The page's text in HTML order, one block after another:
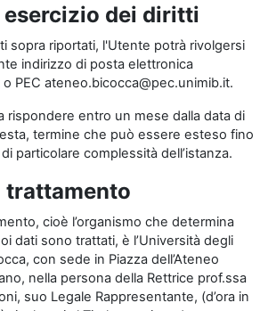
dei diritti
sopra riportati, l'Utente potrà rivolgersi
indirizzo di posta elettronica
PEC ateneo.bicocca@pec.unimib.it.
rispondere entro un mese dalla data di
termine che può essere esteso fino
particolare complessità dell’istanza.
trattamento
cioè l’organismo che determina
dati sono trattati, è l’Università degli
con sede in Piazza dell’Ateneo
nella persona della Rettrice prof.ssa
suo Legale Rappresentante, (d’ora in